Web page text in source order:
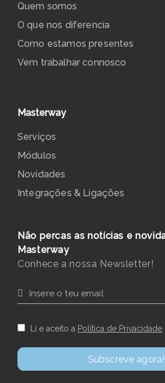
Quem somos
O que nos diferencia
Como estamos presentes
Vem trabalhar connosco
Masterway
Serviços
Módulos
Novidades
Integrações & Ligações
Não percas as notícias e
Masterway
Conhece a nossa Newsletter!
Li e aceito a Política de Privacidade